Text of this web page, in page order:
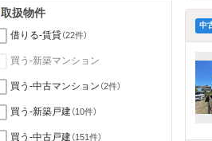
ほ
中
取扱物件
借りる-賃貸（22件）
買う-新築マンション
買う-中古マンション （2件）
買う-新築戸建（10件）
買う-中古戸建（151件）